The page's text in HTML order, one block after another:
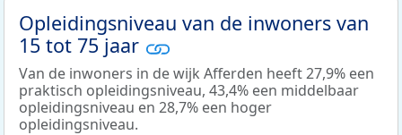
Opleidingsniveau van de inwoners van
15 tot 75 jaar
Van de inwoners in de wijk Afferden heeft 27,9% een
praktisch opleidingsniveau, 43,4% een middelbaar
opleidingsniveau en 28,7% een hoger
opleidingsniveau.